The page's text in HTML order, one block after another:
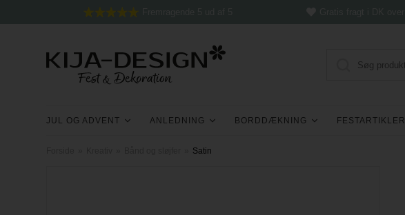
JUL OG ADVENT ANLEDNING BORDDÆKNING FESTARTIKLER
Satin